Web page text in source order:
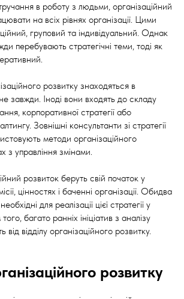
в роботу з людьми, організаційний
на всіх рівнях організації. Цими
груповий та індивідуальний. Однак
перебувають стратегічні теми, тоді як
розвитку знаходяться в
завжди. Іноді вони входять до складу
корпоративної стратегії або
Зовнішні консультанти зі стратегії
методи організаційного
з управління змінами.
розвиток беруть свій початок у
цінностях і баченні організації. Обидва
для реалізації цієї стратегії у
багато ранніх ініціатив з аналізу
від відділу організаційного розвитку.
розвитку